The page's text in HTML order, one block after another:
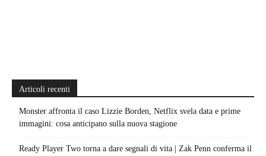
Articoli recenti
Monster affronta il caso Lizzie Borden, Netflix svela data e prime
immagini: cosa anticipano sulla nuova stagione
Ready Player Two torna a dare segnali di vita | Zak Penn conferma il